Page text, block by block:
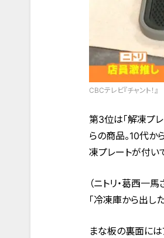
CBCテレビ『チャント！』
第3位は「解凍プ
らの商品。10代
凍プレートが付い
（ニトリ・葛西一馬
「冷凍庫から出し
まな板の裏面には